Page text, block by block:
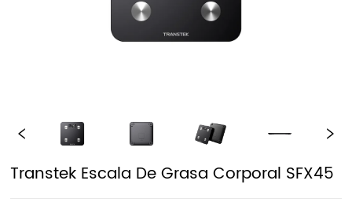
Transtek Escala De Grasa Corporal SFX45